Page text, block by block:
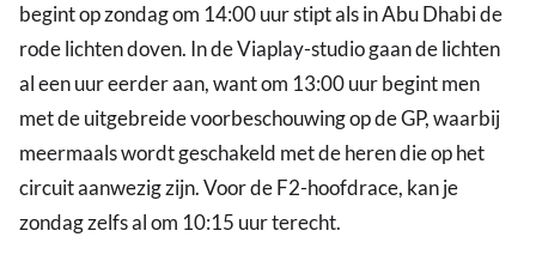
begint op zondag om 14:00 uur stipt als in Abu Dhabi de
rode lichten doven. In de Viaplay-studio gaan de lichten
al een uur eerder aan, want om 13:00 uur begint men
met de uitgebreide voorbeschouwing op de GP, waarbij
meermaals wordt geschakeld met de heren die op het
circuit aanwezig zijn. Voor de F2-hoofdrace, kan je
zondag zelfs al om 10:15 uur terecht.